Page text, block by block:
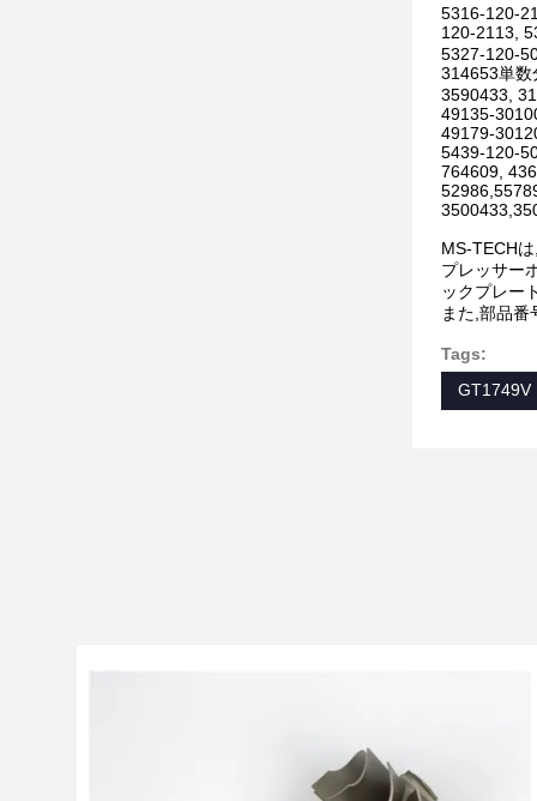
5316-120-
120-2113,
5327-120-
314653単数
3590433,
49135-
49179-
5439-120-
764609,
MS-TECH
プレッサー
ックプレー
また,部品
Tags:
GT1749V